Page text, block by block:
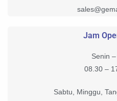
Jam
Senin
08.30 –
Sabtu, Minggu,